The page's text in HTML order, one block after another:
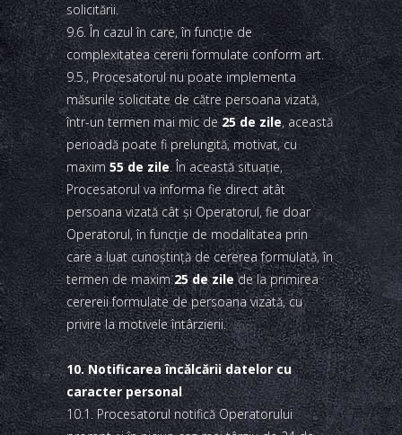
solicitării.
9.6. În cazul în care, în funcţie de
complexitatea cererii formulate conform art.
9.5., Procesatorul nu poate implementa
măsurile solicitate de către persoana vizată,
într-un termen mai mic de25 de zile, această
perioadă poate fi prelungită, motivat, cu
maxim55 de zile. În această situaţie,
Procesatorul va informa fie direct atât
persoana vizată cât şi Operatorul, fie doar
Operatorul, în funcţie de modalitatea prin
care a luat cunoştinţă de cererea formulată, în
termen de maxim25 de zilede la primirea
cerereii formulate de persoana vizată, cu
privire la motivele întârzierii.
10. Notificarea încălcării datelor cu
caracter personal
10.1. Procesatorul notifică Operatorului